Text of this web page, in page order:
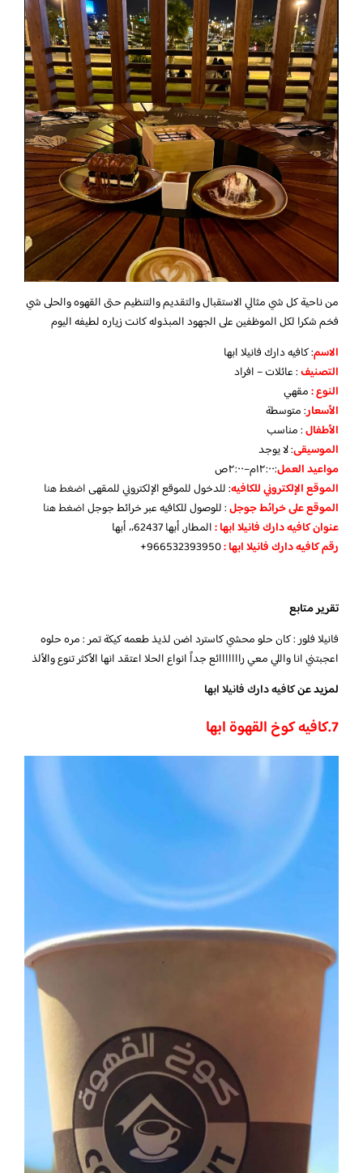
من ناحية كل شي مثالي الاستقبال والتقديم والتنظيم حتى القهوه والحلى شي
فخم شكرا لكل الموظفين على الجهود المبذوله كانت زياره لطيفه اليوم
الاسم: كافيه دارك فانيلا ابها
التصنيف: عائلات – افراد
النوع :مقهي
الأسعار:متوسطة
الأطفال:مناسب
الموسيقى:لا يوجد
مواعيد العمل:١٢:٠٠م–٢:٠٠ص
الموقع الإلكتروني للكافيه: للدخول للموقع الإلكتروني للمقهىاضغط هنا
الموقع على خرائط جوجل: للوصول للكافيه عبر خرائط جوجلاضغط هنا
عنوان كافيه دارك فانيلا ابها :المطار, أبها 62437،، أبها
رقم كافيه دارك فانيلا ابها :966532393950+
تقرير متابع
فانيلا فلور : كان حلو محشي كاسترد اضن لذيذ طعمه كيكة تمر : مره حلوه
اعجبتني انا واللي معي رااااااائع جداً انواع الحلا اعتقد انها الأكثر تنوع والألذ
لمزيد عنكافيه دارك فانيلا ابها
7.كافيه كوخ القهوة ابها